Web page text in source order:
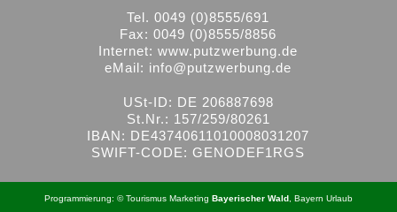
Tel. 0049 (0)8555/691
Fax: 0049 (0)8555/8856
Internet:www.putzwerbung.de
eMail: info@putzwerbung.de
USt-ID: DE 206887698
St.Nr.: 157/259/80261
IBAN: DE43740611010008031207
SWIFT-CODE: GENODEF1RGS
Programmierung: ©Tourismus Marketing Bayerischer Wald Bayern Urlaub